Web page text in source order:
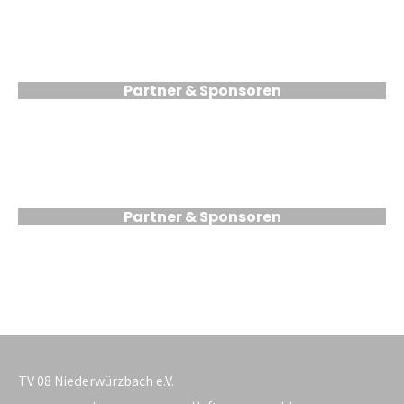
Partner & Sponsoren
Partner & Sponsoren
TV 08 Niederwürzbach e.V.